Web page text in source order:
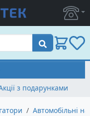
Пошук
з подарунками
Автомобільні